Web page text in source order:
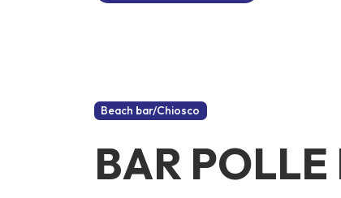
Beach bar/Chiosco
BAR